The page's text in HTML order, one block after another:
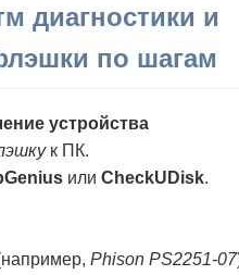
диагностики и
по шагам
устройства
к ПК.
илиCheckUDisk.
Phison PS2251-07